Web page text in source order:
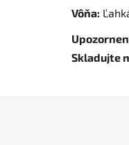
Vôňa:
Skladujte